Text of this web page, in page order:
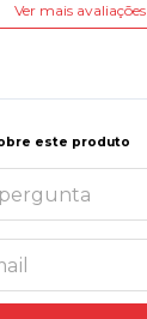
Ver mais avaliações
este produto